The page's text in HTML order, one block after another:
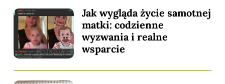
Jak wygląda życie samotnej
matki: codzienne
wyzwania i realne
wsparcie